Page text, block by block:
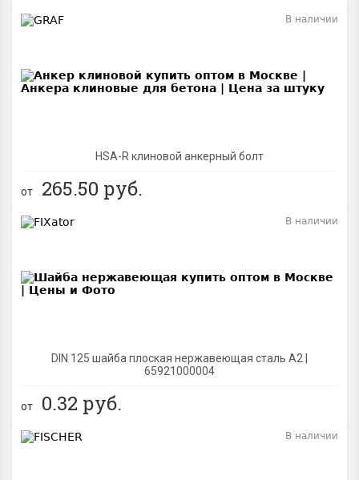
HSA-R клиновой анкерный болт
В наличии
от 265.50 руб.
DIN 125 шайба плоская нержавеющая сталь A2 |
65921000004
В наличии
от 0.32 руб.
В наличии